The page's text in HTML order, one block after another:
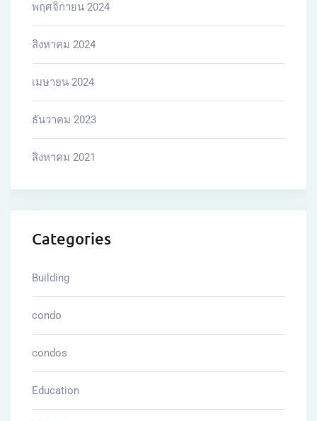
พฤศจิกายน 2024
สิงหาคม 2024
เมษายน 2024
ธันวาคม 2023
สิงหาคม 2021
Categories
Building
condo
condos
Education